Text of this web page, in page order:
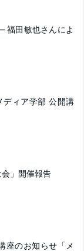
田敏也さんによ
ディア学部 公開講
会」開催報告
座のお知らせ「メ